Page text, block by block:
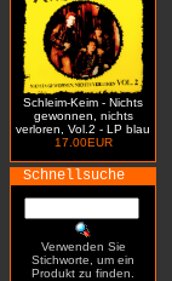
Schleim-Keim - Nichts
gewonnen, nichts
verloren, Vol.2 - LP blau
17.00EUR
Schnellsuche
Verwenden Sie
Stichworte, um ein
Produkt zu finden.